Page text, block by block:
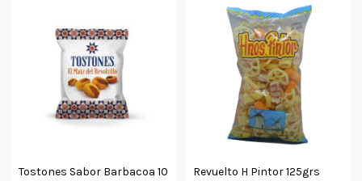
Tostones Sabor Barbacoa 10
Revuelto H Pintor 125grs